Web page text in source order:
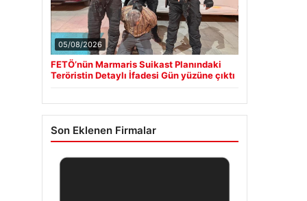
05/08/2026
FETÖ’nün Marmaris Suikast Planındaki
Teröristin Detaylı İfadesi Gün yüzüne çıktı
Son Eklenen Firmalar